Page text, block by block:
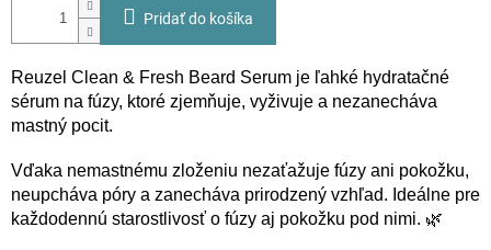
Pridať do košíka
Reuzel Clean & Fresh Beard Serum je ľahké hydratačné
sérum na fúzy, ktoré zjemňuje, vyživuje a nezanecháva
mastný pocit.
Vďaka nemastnému zloženiu nezaťažuje fúzy ani pokožku,
neupcháva póry a zanecháva prirodzený vzhľad. Ideálne pre
každodennú starostlivosť o fúzy aj pokožku pod nimi. 🌿